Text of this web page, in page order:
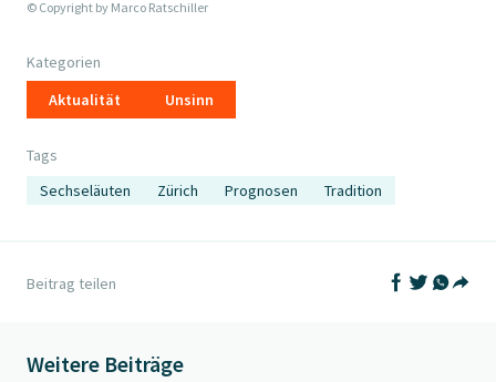
© Copyright by Marco Ratschiller
Kategorien
Aktualität
Unsinn
Tags
Sechseläuten
Zürich Prognosen Tradition
Beitrag teilen Auf Facebook
AufAuf
Weitere Beiträge